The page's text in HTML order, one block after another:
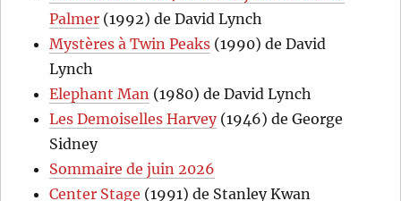
Palmer (1992) de David Lynch
Mystères à Twin Peaks (1990) de David
Lynch
Elephant Man (1980) de David Lynch
Les Demoiselles Harvey(1946) de George
Sidney
Sommaire de juin 2026
Center Stage (1991) de Stanley Kwan